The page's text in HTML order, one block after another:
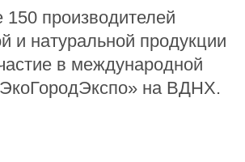
150 производителей
и натуральной продукции
в международной
на ВДНХ.